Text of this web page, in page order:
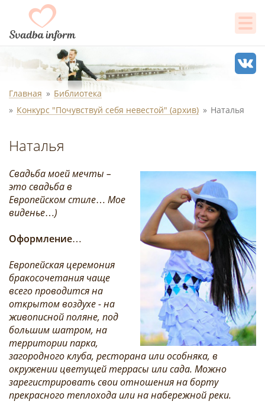
Главная
Библиотека
Конкурс "Почувствуй себя невестой" (архив)
Наталья
Наталья
Свадьба моей мечты –
это свадьба в
Европейском стиле… Мое
виденье…)
Оформление…
Европейская церемония
бракосочетания чаще
всего проводится на
открытом воздухе - на
живописной поляне, под
большим шатром, на
территории парка,
загородного клуба, ресторана или особняка, в
окружении цветущей террасы или сада. Можно
зарегистрировать свои отношения на борту
прекрасного теплохода или на набережной реки.